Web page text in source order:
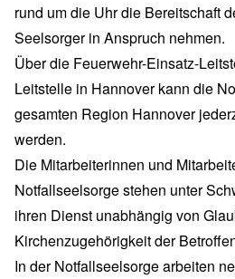
rund um die Uhr die Bereitschaft
Seelsorger in Anspruch nehmen.
Über die Feuerwehr-Einsatz-
Leitstelle in Hannover kann die
gesamten Region Hannover
werden.
Die Mitarbeiterinnen und
Notfallseelsorge stehen unter
ihren Dienst unabhängig von
Kirchenzugehörigkeit der
In der Notfallseelsorge arbeiten